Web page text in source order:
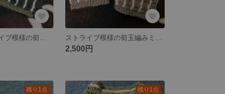
2,500円
残り1点 残り1点